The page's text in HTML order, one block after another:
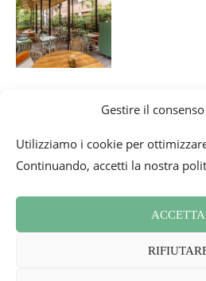
Gestire il
Utilizziamo i cookie per
Continuando, accetti la nostra
ACCETTA
Politica sui cookie (UE)